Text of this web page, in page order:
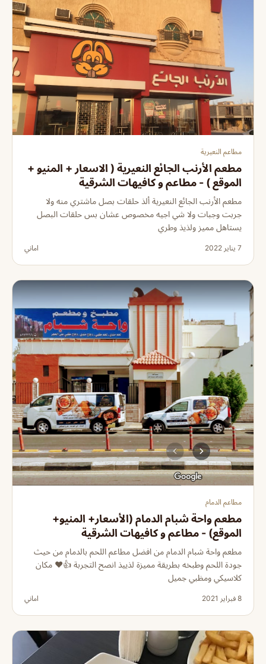
مطاعم النعيرية
مطعم الأرنب الجائع النعيرية ( الاسعار + المنيو +
الموقع ) - مطاعم و كافيهات الشرقية
مطعم الأرنب الجائع النعيرية ألذ حلقات بصل ماشتري منه ولا
جربت وجبات ولا شي اجيه مخصوص عشان بس حلقات البصل
يستاهل مميز ولذيذ وطري
7 يناير 2022 اماني
مطاعم الدمام
مطعم واحة شبام الدمام (الأسعار+ المنيو+
الموقع) - مطاعم و كافيهات الشرقية
مطعم واحة شبام الدمام من افضل مطاعم اللحم بالدمام من حيث
جودة اللحم وطبخه بطريقة مميزة لذييذ انصح التجربة 👍❤️ مكان
كلاسيكي ومظبي جميل
8 فبراير 2021 اماني